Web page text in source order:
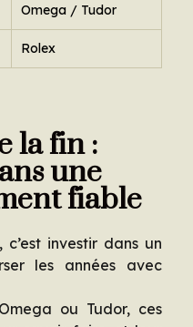
Omega / Tudor
Rolex
la fin :
une
fiable
investir dans un
les années avec
ou Tudor, ces